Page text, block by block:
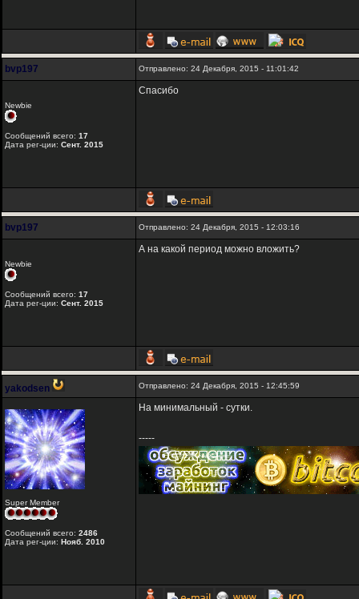
bvp197 Отправлено: 24 Декабря, 2015 - 11:01:42
Newbie
Сообщений всего: 17
Дата рег-ции: Сент. 2015
Спасибо
bvp197 Отправлено: 24 Декабря, 2015 - 12:03:16
Newbie
Сообщений всего: 17
Дата рег-ции: Сент. 2015
А на какой период можно вложить?
yakodsen Отправлено: 24 Декабря, 2015 - 12:45:59
Super Member
Сообщений всего: 2486
Дата рег-ции: Нояб. 2010
На минимальный - сутки.
-----